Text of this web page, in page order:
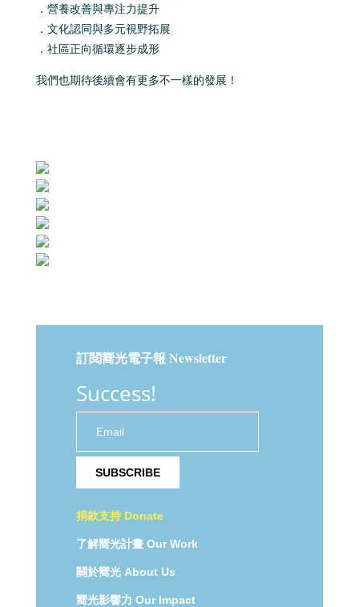
．營養改善與專注力提升
．文化認同與多元視野拓展
．社區正向循環逐步成形
我們也期待後續會有更多不一樣的發展！
訂閱嚮光電子報 Newsletter
Success!
SUBSCRIBE
捐款支持 Donate
了解嚮光計畫 Our Work
關於嚮光 About Us
嚮光影響力 Our Impact